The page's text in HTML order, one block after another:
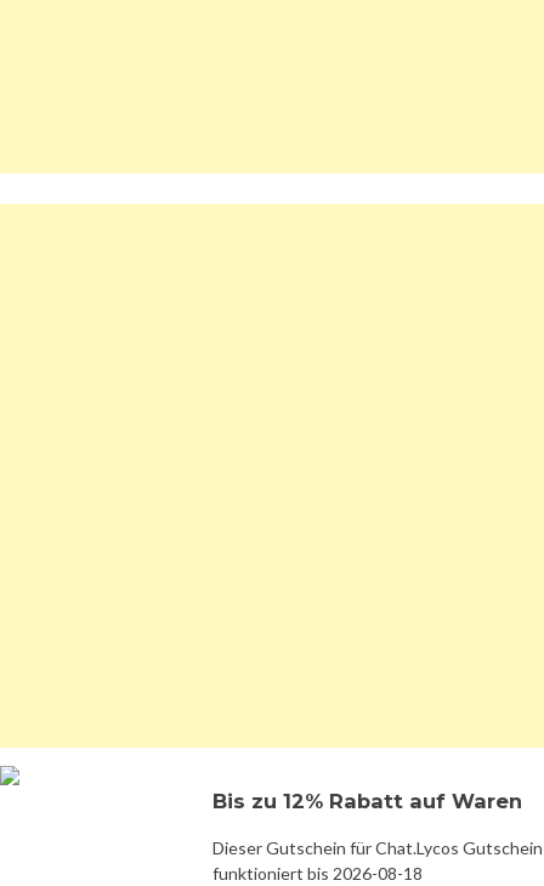
Bis zu 12% Rabatt auf Waren
Dieser Gutschein für Chat.Lycos Gutschein
funktioniert bis 2026-08-18